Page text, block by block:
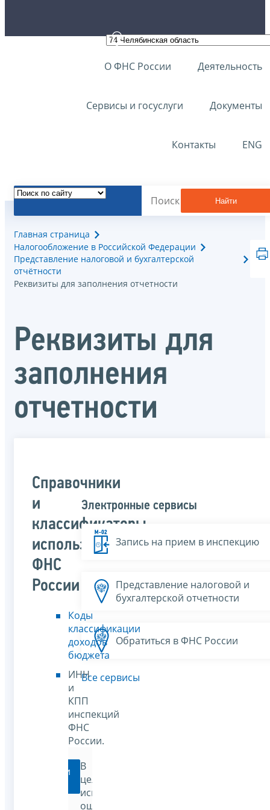
О ФНС России Деятельность
Сервисы и госуслуги Документы
Контакты ENG
Найти
Главная страница
Налогообложение в Российской Федерации
Представление налоговой и бухгалтерской
отчётности
Реквизиты для заполнения отчетности
Реквизиты для
заполнения
отчетности
Справочники
и
классификаторы,
используемые
ФНС
России
Коды
классификации
доходов
бюджета
ИНН
и
КПП
инспекций
ФНС
России.
Перейти
В
целях
исключения
ошибок
Электронные сервисы
Запись на прием в инспекцию
Представление налоговой и
бухгалтерской отчетности
Обратиться в ФНС России
Все сервисы